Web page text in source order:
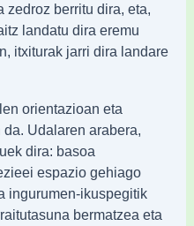
zedroz berritu dira, eta,
landatu dira eremu
itxiturak jarri dira landare
orientazioan eta
Udalaren arabera,
dira: basoa
espazio gehiago
ingurumen‑ikuspegitik
bermatzea eta